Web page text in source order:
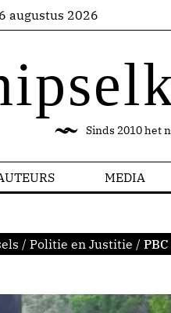
augustus 2026
Sinds 2010 het
MEDIA
/ Politie en Justitie /